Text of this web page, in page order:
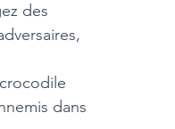
des
dans